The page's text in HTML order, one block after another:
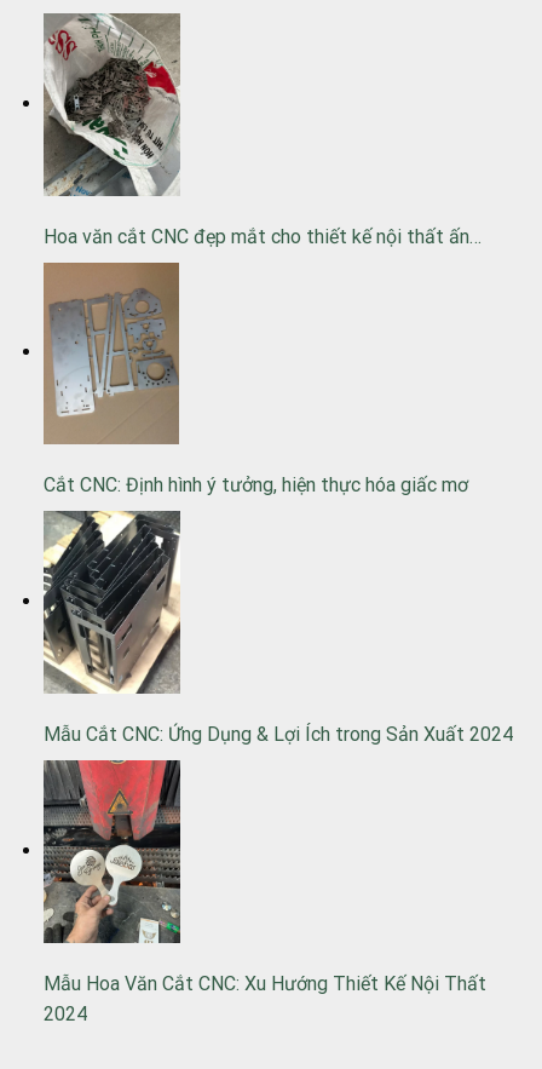
Hoa văn cắt CNC đẹp mắt cho thiết kế nội thất ấn…
Cắt CNC: Định hình ý tưởng, hiện thực hóa giấc mơ
Mẫu Cắt CNC: Ứng Dụng & Lợi Ích trong Sản Xuất 2024
Mẫu Hoa Văn Cắt CNC: Xu Hướng Thiết Kế Nội Thất
2024